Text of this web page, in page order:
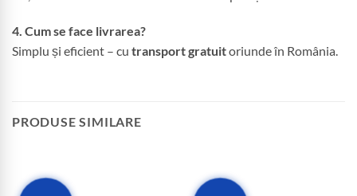
4. Cum se face livrarea?
Simplu și eficient – cu transport gratuitoriunde în România.
PRODUSE SIMILARE